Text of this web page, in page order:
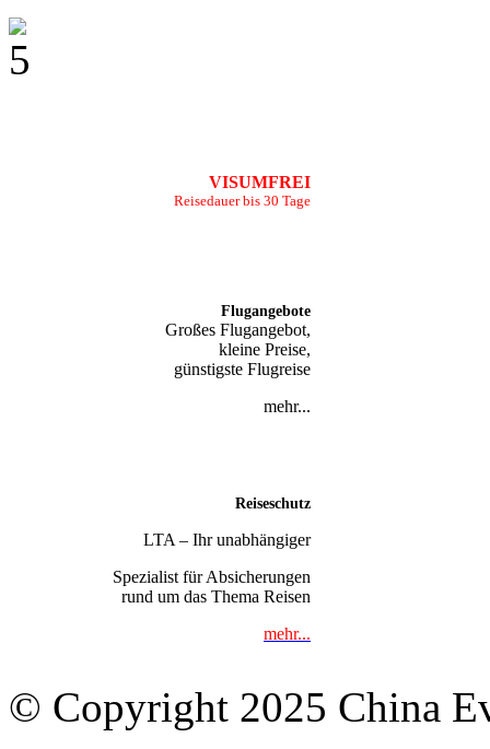
VISUMFREI
Reisedauer bis 30 Tage
Flugangebote
Großes Flugangebot,
kleine Preise,
günstigste Flugreise
mehr...
Reiseschutz
LTA – Ihr unabhängiger
Spezialist für Absicherungen
rund um das Thema Reisen
mehr...
© Copyright 2025 China